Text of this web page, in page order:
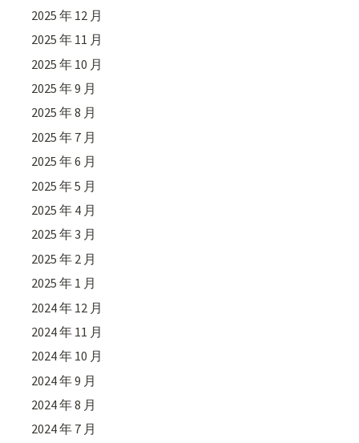
2025 年 12 月
2025 年 11 月
2025 年 10 月
2025 年 9 月
2025 年 8 月
2025 年 7 月
2025 年 6 月
2025 年 5 月
2025 年 4 月
2025 年 3 月
2025 年 2 月
2025 年 1 月
2024 年 12 月
2024 年 11 月
2024 年 10 月
2024 年 9 月
2024 年 8 月
2024 年 7 月